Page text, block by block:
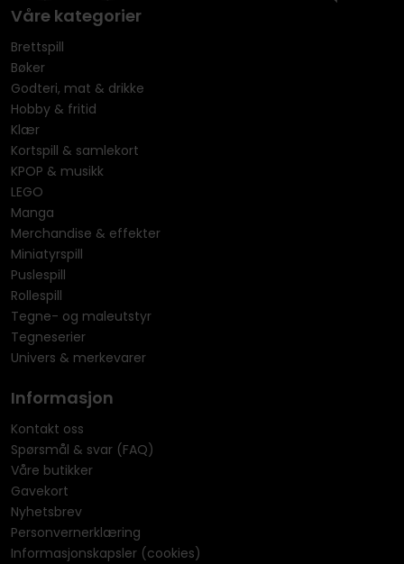
Våre kategorier
Brettspill
Bøker
Godteri, mat & drikke
Hobby & fritid
Klær
Kortspill & samlekort
KPOP & musikk
LEGO
Manga
Merchandise & effekter
Miniatyrspill
Puslespill
Rollespill
Tegne- og maleutstyr
Tegneserier
Univers & merkevarer
Informasjon
Kontakt oss
Spørsmål & svar (FAQ)
Våre butikker
Gavekort
Nyhetsbrev
Personvernerklæring
Informasjonskapsler (cookies)